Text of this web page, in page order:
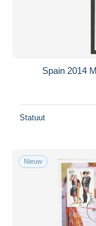
Spain 2014
Statuut
Nieuw